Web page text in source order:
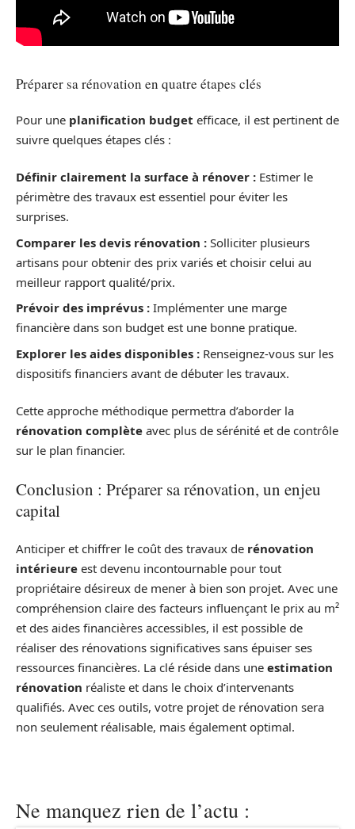
Préparer sa rénovation en quatre étapes clés
Pour une planification budget efficace, il est pertinent de
suivre quelques étapes clés :
Définir clairement la surface à rénover : Estimer le
périmètre des travaux est essentiel pour éviter les
surprises.
Comparer les devis rénovation : Solliciter plusieurs
artisans pour obtenir des prix variés et choisir celui au
meilleur rapport qualité/prix.
Prévoir des imprévus : Implémenter une marge
financière dans son budget est une bonne pratique.
Explorer les aides disponibles : Renseignez-vous sur les
dispositifs financiers avant de débuter les travaux.
Cette approche méthodique permettra d’aborder la
rénovation complète avec plus de sérénité et de contrôle
sur le plan financier.
Conclusion : Préparer sa rénovation, un enjeu
capital
Anticiper et chiffrer le coût des travaux de rénovation
intérieure est devenu incontournable pour tout
propriétaire désireux de mener à bien son projet. Avec une
compréhension claire des facteurs influençant le prix au m²
et des aides financières accessibles, il est possible de
réaliser des rénovations significatives sans épuiser ses
ressources financières. La clé réside dans une estimation
rénovation réaliste et dans le choix d’intervenants
qualifiés. Avec ces outils, votre projet de rénovation sera
non seulement réalisable, mais également optimal.
Ne manquez rien de l’actu :